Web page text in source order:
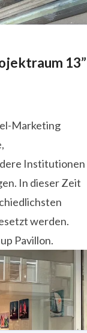
13”
Marketing
Institutionen
In dieser Zeit
werden.
Pavillon.